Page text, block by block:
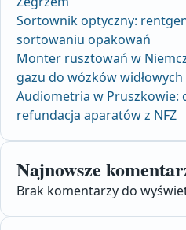
Sortownik optyczny:
sortowaniu opakowań
Monter rusztowań w
gazu do wózków widłowych
Audiometria w Pruszkowie:
refundacja aparatów z NFZ
Najnowsze
Brak komentarzy do